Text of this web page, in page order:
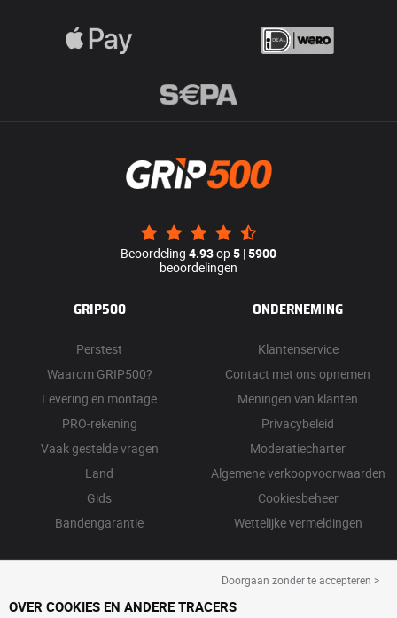
Beoordeling 4.93op5 |5900
beoordelingen
GRIP500
Perstest
Waarom GRIP500?
Levering en montage
PRO-rekening
Vaak gestelde vragen
Land
Gids
Bandengarantie
ONDERNEMING
Klantenservice
Contact met ons opnemen
Meningen van klanten
Privacybeleid
Moderatiecharter
Algemene verkoopvoorwaarden
Cookiesbeheer
Wettelijke vermeldingen
Doorgaan zonder te accepteren >
OVER COOKIES EN ANDERE TRACERS